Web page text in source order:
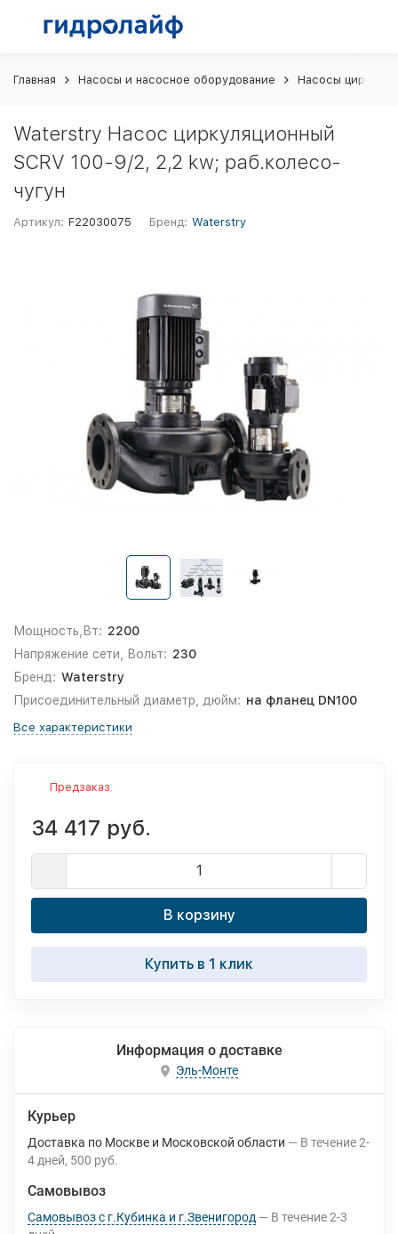
Главная Насосы и насосное оборудование Насосы
Waterstry Насос циркуляционный
SCRV 100-9/2, 2,2 kw; раб.колесо-
чугун
Артикул: F22030075 Бренд: Waterstry
Мощность,Вт: 2200
Напряжение сети, Вольт: 230
Бренд: Waterstry
Присоединительный диаметр, дюйм: на фланец DN100
Все характеристики
Предзаказ
34 417 руб.
В корзину
Купить в 1 клик
Информация о доставке
Эль-Монте
Курьер
Доставка по Москве и Московской области В течение2-
4 дней 500 руб.
Самовывоз
Самовывоз с г.Кубинка и г.Звенигород В течение2-3